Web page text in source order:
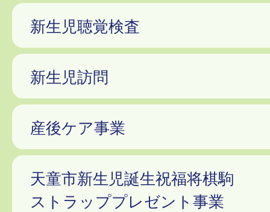
新生児聴覚検査
新生児訪問
産後ケア事業
天童市新生児誕生祝福将棋駒
ストラッププレゼント事業